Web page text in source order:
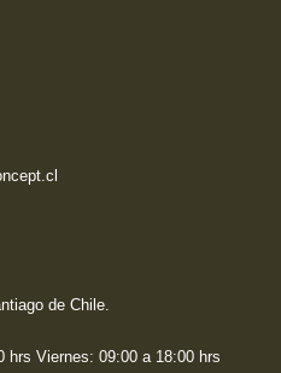
de Chile.
hrs Viernes: 09:00 a 18:00 hrs